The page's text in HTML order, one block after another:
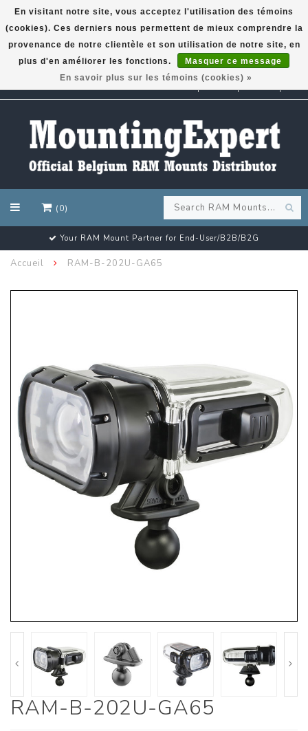
GARMIN GPS met een superkorting tot 50%? Klik hier!
(0)
Your RAM Mount Partner for End-User/B2B/B2G
Accueil RAM-B-202U-GA65
RAM-B-202U-GA65
En visitant notre site, vous acceptez l'utilisation des témoins
(cookies). Ces derniers nous permettent de mieux comprendre la
provenance de notre clientèle et son utilisation de notre site, en
plus d'en améliorer les fonctions.
Masquer ce message
En savoir plus sur les témoins (cookies) »